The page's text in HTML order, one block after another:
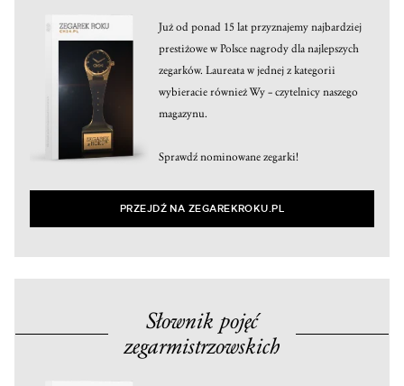
Już od ponad 15 lat przyznajemy najbardziej
prestiżowe w Polsce nagrody dla najlepszych
zegarków. Laureata w jednej z kategorii
wybieracie również Wy – czytelnicy naszego
magazynu.
Sprawdź nominowane zegarki!
PRZEJDŹ NA ZEGAREKROKU.PL
Słownik pojęć
zegarmistrzowskich